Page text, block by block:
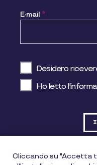
E-mail *
Desidero
Ho letto
Cliccando su "Accetta